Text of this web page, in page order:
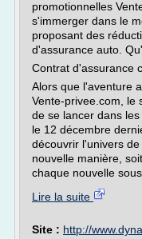
promotionnelles
s'immerger dans le
proposant des
d'assurance auto.
Contrat d'assurance
Alors que l'aventure
Vente-privee.com, le
de se lancer dans
le 12 décembre
découvrir l'univers
nouvelle manière,
chaque nouvelle
Lire la suite
Site : http://